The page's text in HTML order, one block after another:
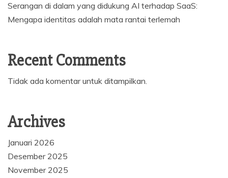
Serangan di dalam yang didukung AI terhadap SaaS:
Mengapa identitas adalah mata rantai terlemah
Recent Comments
Tidak ada komentar untuk ditampilkan.
Archives
Januari 2026
Desember 2025
November 2025